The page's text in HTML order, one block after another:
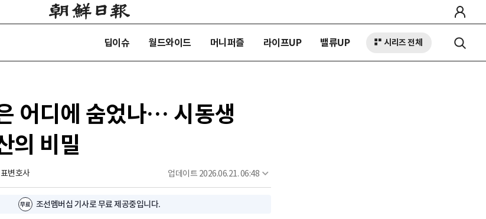
딥이슈 월드와이드 머니퍼즐 라이프UP 밸류UP 시리즈 전체
어디에 숨었나… 시동생
의 비밀
변호사 업데이트 2026.06.21. 06:48
조선멤버십 기사로 무료 제공중입니다.